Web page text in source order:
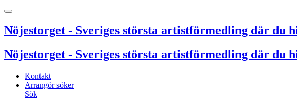
Nöjestorget - Sveriges största artistförmedling där du
Nöjestorget - Sveriges största artistförmedling där du
Kontakt
Arrangör söker
Sök